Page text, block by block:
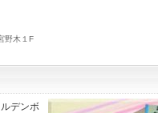
野木１F
デンボ